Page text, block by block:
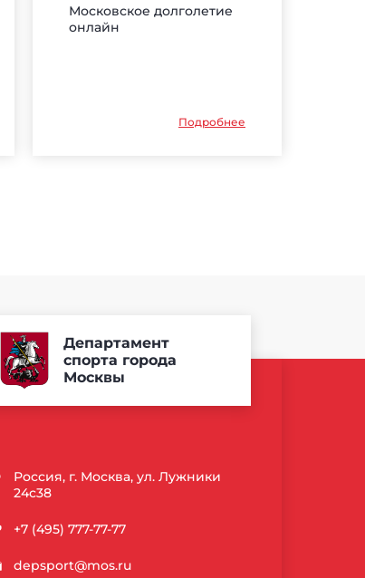
Московское долголетие
онлайн
Подробнее
Департамент
спорта города
Москвы
Россия, г. Москва, ул. Лужники
24с38
+7 (495) 777-77-77
depsport@mos.ru